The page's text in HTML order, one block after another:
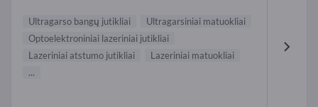
Ultragarso bangų jutikliai
Ultragarsiniai matuokliai
Optoelektroniniai lazeriniai jutikliai
Lazeriniai atstumo jutikliai
Lazeriniai matuokliai
...